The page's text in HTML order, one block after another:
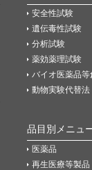
安全性試験
遺伝毒性試験
分析試験
薬効薬理試験
バイオ医薬品
動物実験代替法
品目別メニュ
医薬品
再生医療等製品